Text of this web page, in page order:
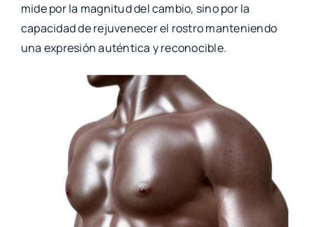
mide por la magnitud del cambio, sino por la
capacidad de rejuvenecer el rostro manteniendo
una expresión auténtica y reconocible.